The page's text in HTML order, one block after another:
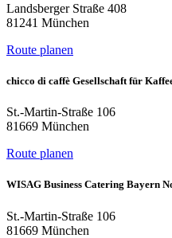
Landsberger Straße 408
81241 München
Route planen
chicco di caffè Gesellschaft für
St.-Martin-Straße 106
81669 München
Route planen
WISAG Business Catering Bayern
St.-Martin-Straße 106
81669 München